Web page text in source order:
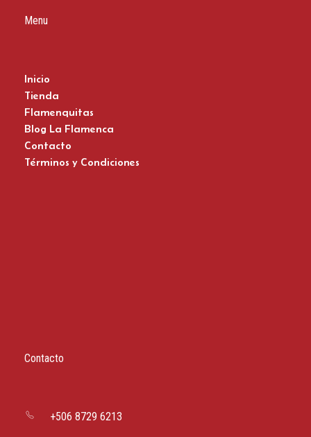
Menu
Inicio
Tienda
Flamenquitas
Blog La Flamenca
Contacto
Términos y Condiciones
Contacto
+506 8729 6213